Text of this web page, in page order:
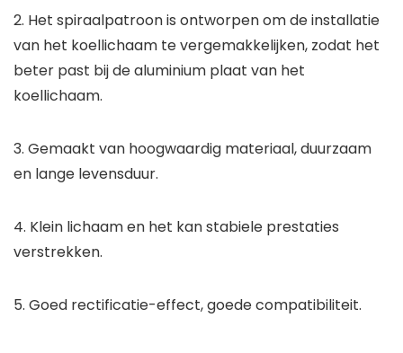
2. Het spiraalpatroon is ontworpen om de installatie
van het koellichaam te vergemakkelijken, zodat het
beter past bij de aluminium plaat van het
koellichaam.
3. Gemaakt van hoogwaardig materiaal, duurzaam
en lange levensduur.
4. Klein lichaam en het kan stabiele prestaties
verstrekken.
5. Goed rectificatie-effect, goede compatibiliteit.